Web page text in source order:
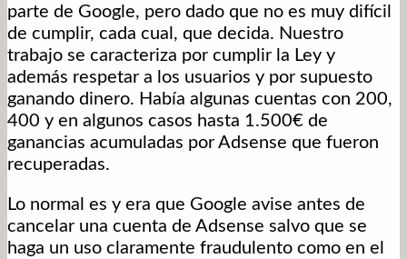
parte de Google, pero dado que no es muy difícil
de cumplir, cada cual, que decida. Nuestro
trabajo se caracteriza por cumplir la Ley y
además respetar a los usuarios y por supuesto
ganando dinero. Había algunas cuentas con 200,
400 y en algunos casos hasta 1.500€ de
ganancias acumuladas por Adsense que fueron
recuperadas.
Lo normal es y era que Google avise antes de
cancelar una cuenta de Adsense salvo que se
haga un uso claramente fraudulento como en el